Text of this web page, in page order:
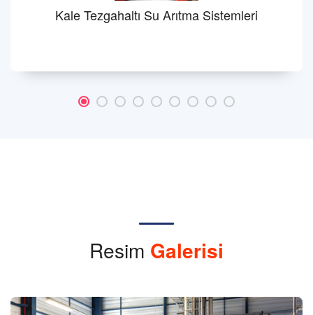
Kale Tezgahaltı Su Arıtma Sistemleri
Resim Galerisi